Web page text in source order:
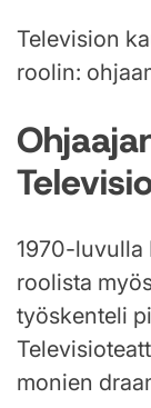
Television
roolin:
1970-luvulla
roolista
työskenteli
monien